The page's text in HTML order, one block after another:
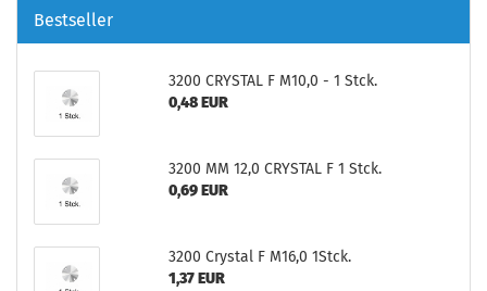
Bestseller
3200 CRYSTAL F M10,0 - 1 Stck.
0,48 EUR
3200 MM 12,0 CRYSTAL F 1 Stck.
0,69 EUR
3200 Crystal F M16,0 1Stck.
1,37 EUR